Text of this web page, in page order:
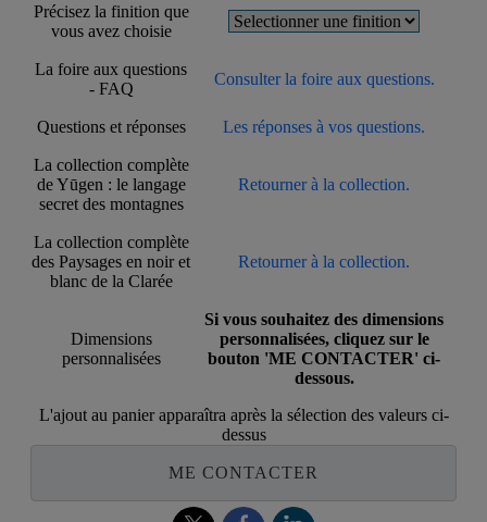
Précisez la finition que
vous avez choisie
La foire aux questions
- FAQ
Consulter la foire aux questions.
Questions et réponses Les réponses à vos questions.
La collection complète
de Yūgen : le langage
secret des montagnes
Retourner à la collection.
La collection complète
des Paysages en noir et
blanc de la Clarée
Retourner à la collection.
Dimensions
personnalisées
Si vous souhaitez des dimensions
personnalisées, cliquez sur le
bouton 'ME CONTACTER' ci-
dessous.
L'ajout au panier apparaîtra après la sélection des valeurs ci-
dessus
ME CONTACTER